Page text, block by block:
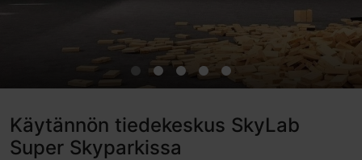
Käytännön tiedekeskus SkyLab
Super Skyparkissa